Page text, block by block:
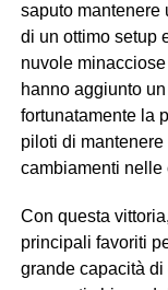
saputo mantenere
di un ottimo setup
nuvole
hanno aggiunto
fortunatamente la
piloti di
cambiamenti
Con questa
principali favoriti
grande capacità